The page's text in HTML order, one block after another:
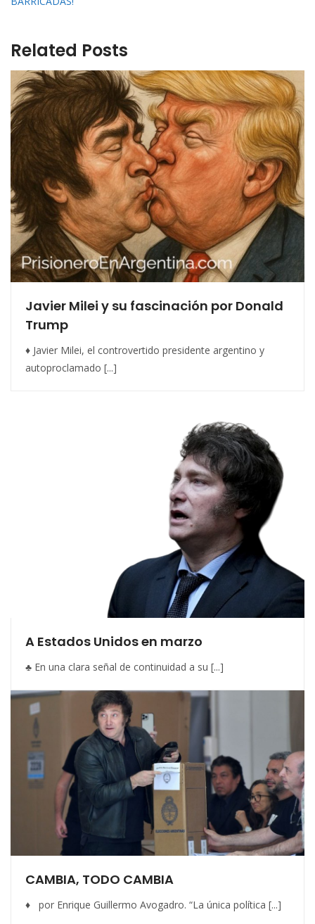
Related Posts
Javier Milei y su fascinación por Donald
Trump
♦ Javier Milei, el controvertido presidente argentino y
autoproclamado [...]
A Estados Unidos en marzo
♣ En una clara señal de continuidad a su [...]
CAMBIA, TODO CAMBIA
♦ por Enrique Guillermo Avogadro. “La única política [...]